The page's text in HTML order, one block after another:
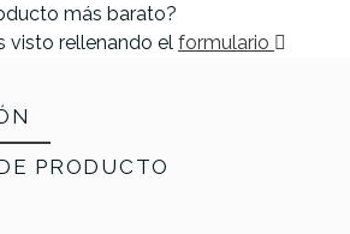
más barato?
visto rellenando el formulario
PRODUCTO